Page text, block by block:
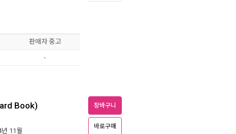
판매자 중고
-
Book)
11월
장바구니
바로구매